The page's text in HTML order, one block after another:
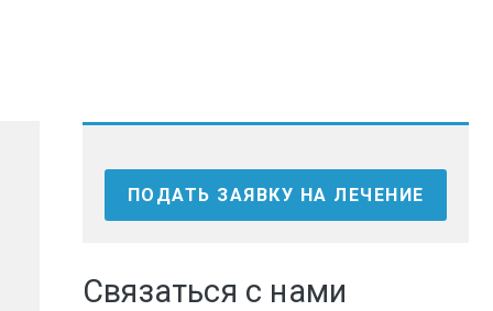
ПОДАТЬ ЗАЯВКУ НА ЛЕЧЕНИЕ
Связаться с нами